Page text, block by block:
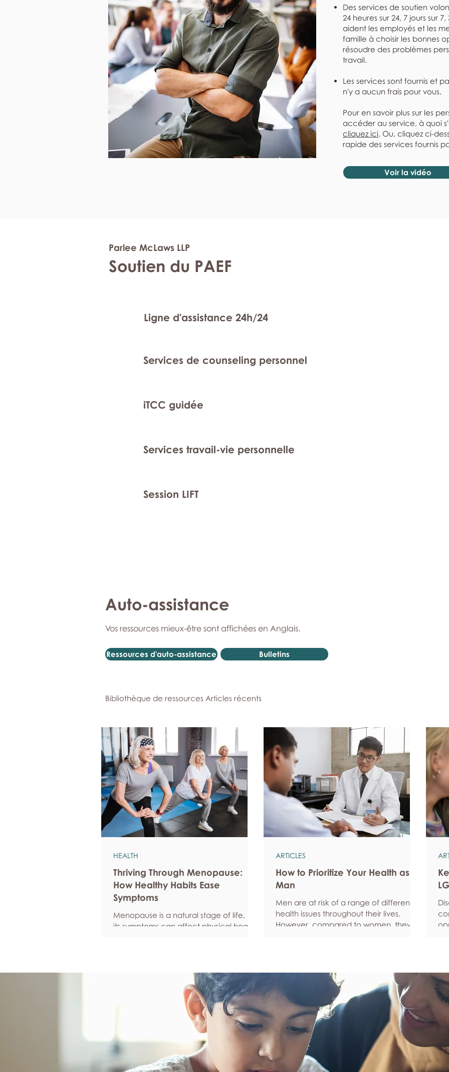
Des services de soutien
24 heures sur 24, 7 jours sur
aident les employés et les
famille à choisir les bonnes
résoudre des problèmes
travail.
Les services sont fournis et
n'y a aucun frais pour vous.
Pour en savoir plus sur les
accéder au service, à quoi
cliquez ici. Ou, cliquez ci-
rapide des services fournis
Voir la vidéo
Parlee McLaws LLP
Soutien du PAEF
Ligne d'assistance 24h/24
Services de counseling personnel
iTCC guidée
Services travail-vie personnelle
Session LIFT
Auto-assistance
Vos ressources mieux-être sont affichées en Anglais.
Ressources d'auto-assistance Bulletins
Bibliothèque de ressources Articles récents
Thriving Through Menopause:
How Healthy Habits Ease
Symptoms
Menopause is a natural stage of life, but
its symptoms can affect physical health,
stress management, women can
reduce common symptoms, improve
their quality of life, and feel more
empowered as they navigate this
HEALTH
How to Prioritize Your Health as a
Man
Men are at risk of a range of different
health issues throughout their lives.
However, compared to women, they’re
and wellbeing. Schedule regular health
screenings Health check-ups and
screenings are a way of identifying any
health issues or determining whether
someone has a higher chance of
developing a health issue so that ear
ARTICLES